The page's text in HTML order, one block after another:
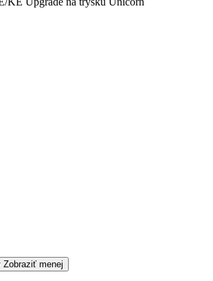
Zobraziť menej